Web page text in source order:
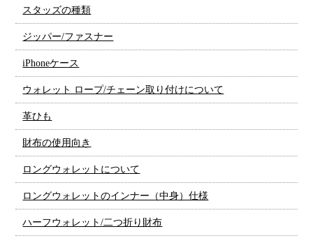
スタッズの種類
ジッパー/ファスナー
iPhoneケース
ウォレット ロープ/チェーン取り付けについて
革ひも
財布の使用向き
ロングウォレットについて
ロングウォレットのインナー（中身）仕様
ハーフウォレット/二つ折り財布